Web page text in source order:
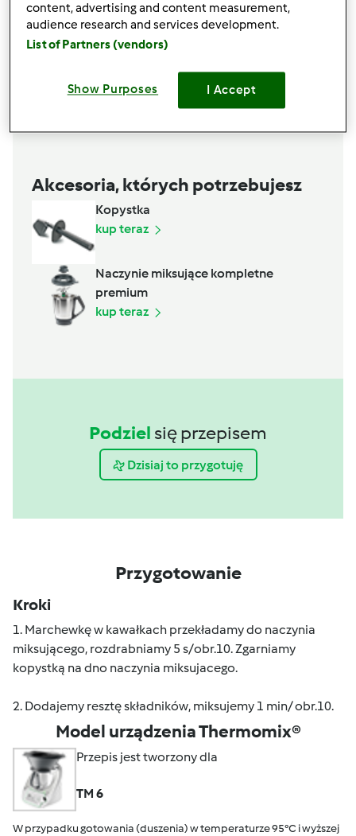
Akcesoria, których potrzebujesz
Kopystka
kup teraz
Naczynie miksujące kompletne
premium
kup teraz
Podziel się przepisem
Dzisiaj to przygotuję
Przygotowanie
Kroki
1. Marchewkę w kawałkach przekładamy do naczynia
miksującego, rozdrabniamy 5 s/obr.10. Zgarniamy
kopystką na dno naczynia miksujacego.
2. Dodajemy resztę składników, miksujemy 1 min/ obr.10.
Model urządzenia Thermomix®
Przepis jest tworzony dla
TM 6
W przypadku gotowania (duszenia) w temperaturze 95°C i wyższej
content, advertising and content measurement,
audience research and services development.
List of Partners (vendors)
Show Purposes I Accept